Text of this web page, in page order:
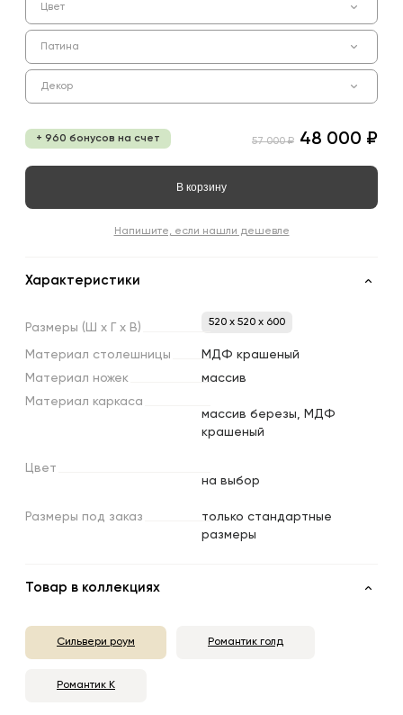
Цвет
Патина
Декор
+ 960 бонусов на счет 57 000 ₽ 48 000 ₽
В корзину
Напишите, если нашли дешевле
Характеристики
Размеры (Ш х х В) 520 x 520 x 600
Материал столешницы
МДФ крашеный
Материал ножек
массив
Материал каркаса
массив березы, МДФ
крашеный
Цвет
на выбор
Размеры под заказ
только стандартные
размеры
Товар в коллекциях
Сильвери роум Романтик голд
Романтик К